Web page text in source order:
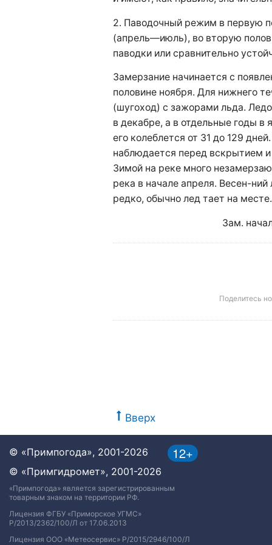
2. Паводочный режим в первую
(апрель—июль), во вторую
паводки или сравнительно
Замерзание начинается с
половине ноября. Для нижнего
(шугоход) с зажорами льда.
в декабре, а в отдельные годы в
его колеблется от 31 до 129
наблюдается перед вскрытием
Зимой на реке много
река в начале апреля. Весен-
редко, обычно лед тает на месте.
Зам.
Поделитесь
Вверх
12+
© «Примпогода», 2001-2026
© «Примгидромет», 2001-2026
«Примпогода» является зарегистрированным
товарным знаком на территории РФ.
Лицензия ФГБУ «Приморское УГМС»
Р/2013/2362/100/Л от 17.06.2013
Лицензия ООО «Метеосервис» Р/2015/2946/100/Л